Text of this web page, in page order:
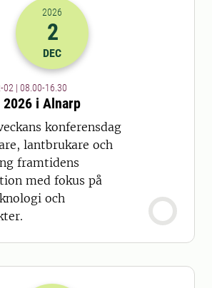
2026-02-12 07:00
2026
2
DEC
02 | 08.00-16.30
i Alnarp
konferensdag
lantbrukare och
framtidens
med fokus på
och